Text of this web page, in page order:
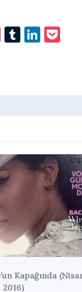
Pinterest
Tumblr
Taylor Swift vs
Cover Savaşları